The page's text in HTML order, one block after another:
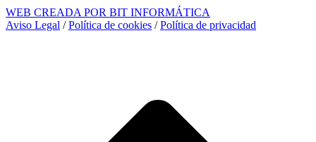
WEB CREADA POR BIT INFORMÁTICA
Aviso Legal /Política de cookies /Política de privacidad